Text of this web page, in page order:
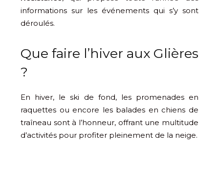
informations sur les événements qui s’y sont
déroulés.
Que faire l’hiver aux Glières
?
En hiver, le ski de fond, les promenades en
raquettes ou encore les balades en chiens de
traîneau sont à l’honneur, offrant une multitude
d’activités pour profiter pleinement de la neige.